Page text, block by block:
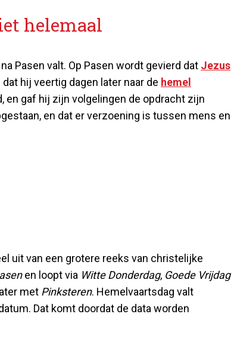
helemaal
Pasen valt. Op Pasen wordt gevierd dat Jezus
hij veertig dagen later naar de hemel
en gaf hij zijn volgelingen de opdracht zijn
en dat er verzoening is tussen mens en
uit van een grotere reeks van christelijke
en loopt via Witte Donderdag, Goede Vrijdag
met Pinksteren. Hemelvaartsdag valt
Dat komt doordat de data worden